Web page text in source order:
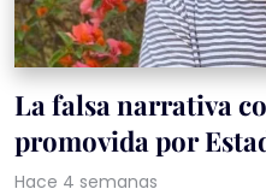
La falsa narrativa
promovida por
Hace 4 semanas